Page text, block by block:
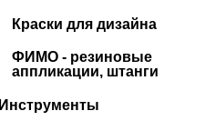
Краски для дизайна
ФИМО - резиновые
аппликации, штанги
Инструменты